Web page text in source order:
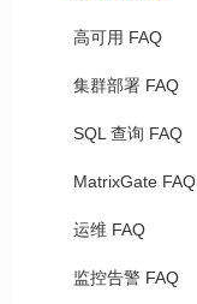
高可用 FAQ
集群部署 FAQ
SQL 查询 FAQ
MatrixGate FAQ
运维 FAQ
监控告警 FAQ